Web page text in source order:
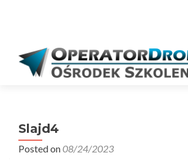
Slajd4
Posted on08/24/2023